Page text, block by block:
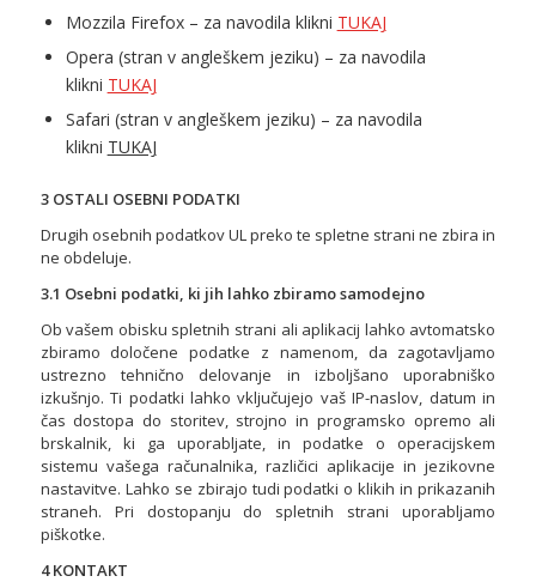
Mozzila Firefox – za navodila klikni TUKAJ
Opera (stran v angleškem jeziku) – za navodila
klikni TUKAJ
Safari (stran v angleškem jeziku) – za navodila
klikni TUKAJ
3 OSTALI OSEBNI PODATKI
Drugih osebnih podatkov UL preko te spletne strani ne zbira in
ne obdeluje.
3.1 Osebni podatki, ki jih lahko zbiramo samodejno
Ob vašem obisku spletnih strani ali aplikacij lahko avtomatsko
zbiramo določene podatke z namenom, da zagotavljamo
ustrezno tehnično delovanje in izboljšano uporabniško
izkušnjo. Ti podatki lahko vključujejo vaš IP-naslov, datum in
čas dostopa do storitev, strojno in programsko opremo ali
brskalnik, ki ga uporabljate, in podatke o operacijskem
sistemu vašega računalnika, različici aplikacije in jezikovne
nastavitve. Lahko se zbirajo tudi podatki o klikih in prikazanih
straneh. Pri dostopanju do spletnih strani uporabljamo
piškotke.
4 KONTAKT